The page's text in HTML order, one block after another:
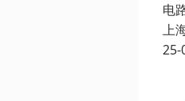
电
上
25-